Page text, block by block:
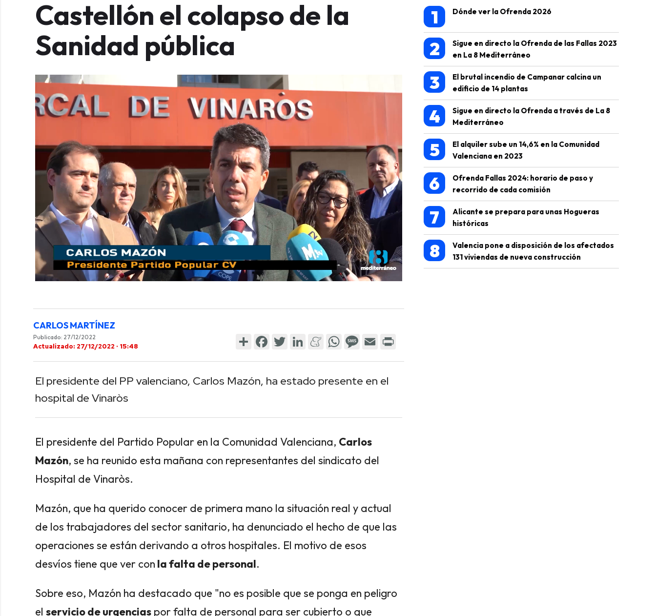
Castellón el colapso de la
Sanidad pública
0
secondsVolume
CARLOS MARTÍNEZ
Publicado: 27/12/2022
Actualizado: 27/12/2022 · 15:48
ShareFacebook
TwitterLinkedInMeneame
WhatsApp
Message
Email
El presidente del PP valenciano, Carlos Mazón, ha estado presente en el
hospital de Vinaròs
El presidente del Partido Popular en la Comunidad Valenciana, Carlos
Mazón, se ha reunido esta mañana con representantes del sindicato del
Hospital de Vinaròs.
Mazón, que ha querido conocer de primera mano la situación real y actual
de los trabajadores del sector sanitario, ha denunciado el hecho de que las
operaciones se están derivando a otros hospitales. El motivo de esos
desvíos tiene que ver con la falta de personal.
Sobre eso, Mazón ha destacado que "no es posible que se ponga en peligro
el servicio de urgencias por falta de personal para ser cubierto o que
1 Dónde ver la Ofrenda 2026
2
Sigue en directo la Ofrenda de las Fallas 2023
en La 8 Mediterráneo
3
El brutal incendio de Campanar calcina un
edificio de 14 plantas
4
Sigue en directo la Ofrenda a través de La 8
Mediterráneo
5
El alquiler sube un 14,6% en la Comunidad
Valenciana en 2023
6
Ofrenda Fallas 2024: horario de paso y
recorrido de cada comisión
7
Alicante se prepara para unas Hogueras
históricas
8
Valencia pone a disposición de los afectados
131 viviendas de nueva construcción